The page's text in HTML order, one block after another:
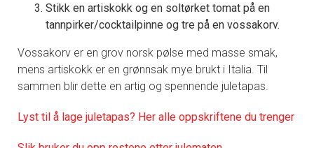
Stikk en artiskokk og en soltørket tomat på en
tannpirker/cocktailpinne og tre på en vossakorv.
Vossakorv er en grov norsk pølse med masse smak,
mens artiskokk er en grønnsak mye brukt i Italia. Til
sammen blir dette en artig og spennende juletapas.
Lyst til å lage juletapas? Her alle oppskriftene du trenger